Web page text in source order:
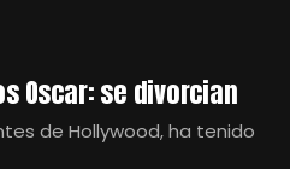
Oscar: se divorcian
de Hollywood, ha tenido